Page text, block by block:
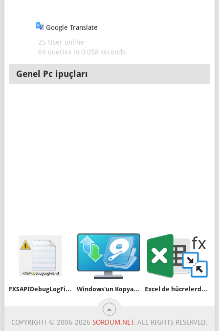
Google Translate
25 User online
69 queries in 0,058 seconds.
Genel Pc ipuçları
FXSAPIDebugLogFile.txt dosyası silinmiyor Windows'un Kopyasından Sanal Makine Oluşturun Excel de hücrelerdeki yazıları birleştirelim / bölelim
COPYRIGHT © 2006-2026 SORDUM.NET. ALL RIGHTS RESERVED.